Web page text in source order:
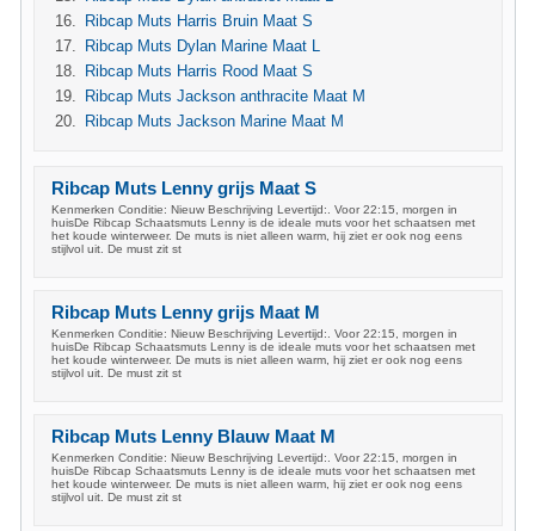
Ribcap Muts Harris Bruin Maat S
Ribcap Muts Dylan Marine Maat L
Ribcap Muts Harris Rood Maat S
Ribcap Muts Jackson anthracite Maat M
Ribcap Muts Jackson Marine Maat M
Ribcap Muts Lenny grijs Maat S
Kenmerken Conditie: Nieuw Beschrijving Levertijd:. Voor 22:15, morgen in
huisDe Ribcap Schaatsmuts Lenny is de ideale muts voor het schaatsen met
het koude winterweer. De muts is niet alleen warm, hij ziet er ook nog eens
stijlvol uit. De must zit st
Ribcap Muts Lenny grijs Maat M
Kenmerken Conditie: Nieuw Beschrijving Levertijd:. Voor 22:15, morgen in
huisDe Ribcap Schaatsmuts Lenny is de ideale muts voor het schaatsen met
het koude winterweer. De muts is niet alleen warm, hij ziet er ook nog eens
stijlvol uit. De must zit st
Ribcap Muts Lenny Blauw Maat M
Kenmerken Conditie: Nieuw Beschrijving Levertijd:. Voor 22:15, morgen in
huisDe Ribcap Schaatsmuts Lenny is de ideale muts voor het schaatsen met
het koude winterweer. De muts is niet alleen warm, hij ziet er ook nog eens
stijlvol uit. De must zit st